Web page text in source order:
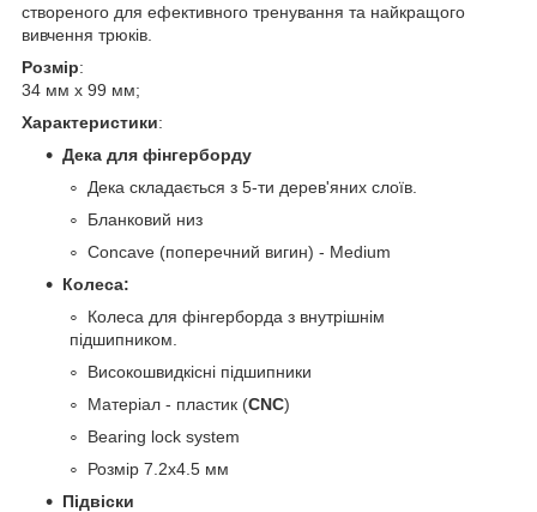
створеного для ефективного тренування та найкращого
вивчення трюків.
Розмір:
34 мм х 99 мм;
Характеристики:
Дека для фінгерборду
Дека складається з 5-ти дерев'яних слоїв.
Бланковий низ
Concave (поперечний вигин) - Medium
Колеса:
Колеса для фінгерборда з внутрішнім
підшипником.
Високошвидкісні підшипники
Матеріал - пластик (CNC)
Bearing lock system
Розмір 7.2х4.5 мм
Підвіски